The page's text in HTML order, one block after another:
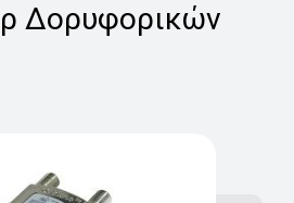
Δορυφορικών